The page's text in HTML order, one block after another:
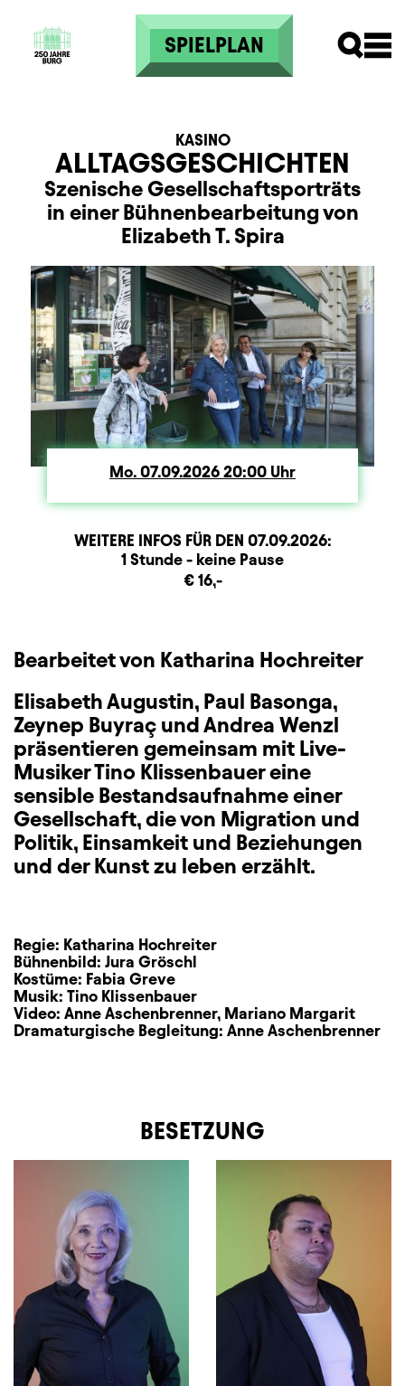
Direkt zum Inhalt
SPIELPLAN
ALLTAGSGESCHICHTEN
KASINO
Szenische Gesellschaftsporträts
in einer Bühnenbearbeitung von
Elizabeth T. Spira
Mo. Montag
07.09.2026 20:00Uhr
WEITERE INFOS FÜR DEN 07.09.2026:
Information
Dauer und Pausen1 Stunde - keine Pause
€ 16,-
Bearbeitet von Katharina Hochreiter
Elisabeth Augustin, Paul Basonga,
Zeynep Buyraç und Andrea Wenzl
präsentieren gemeinsam mit Live-
Musiker Tino Klissenbauer eine
sensible Bestandsaufnahme einer
Gesellschaft, die von Migration und
Politik, Einsamkeit und Beziehungen
und der Kunst zu leben erzählt.
Regie: Katharina Hochreiter
Bühnenbild: Jura Gröschl
Kostüme: Fabia Greve
Musik: Tino Klissenbauer
Video: Anne Aschenbrenner, Mariano Margarit
Dramaturgische Begleitung: Anne Aschenbrenner
BESETZUNG